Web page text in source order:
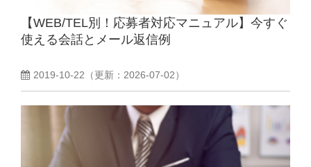
【WEB/TEL別！応募者対応マニュアル】今すぐ
使える会話とメール返信例
2019-10-22 （更新： 2026-07-02）